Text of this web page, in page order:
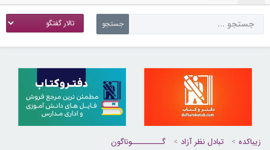
زیباکده تبادل نظر آزاد گــــــــــوناگون